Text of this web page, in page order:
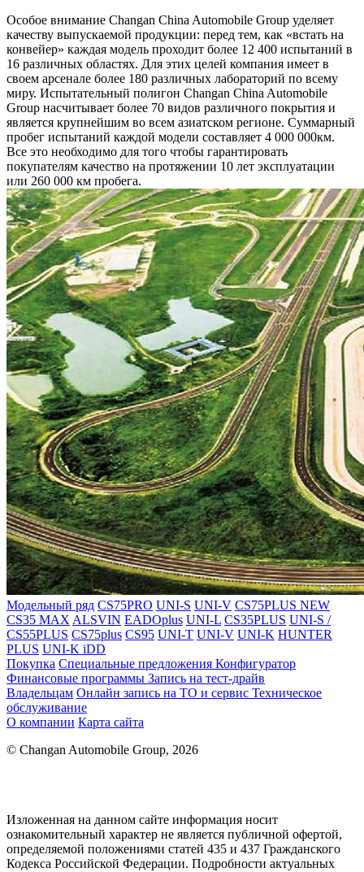
Особое внимание Changan China Automobile Group уделяет
качеству выпускаемой продукции: перед тем, как «встать на
конвейер» каждая модель проходит более 12 400 испытаний в
16 различных областях. Для этих целей компания имеет в
своем арсенале более 180 различных лабораторий по всему
миру. Испытательный полигон Changan China Automobile
Group насчитывает более 70 видов различного покрытия и
является крупнейшим во всем азиатском регионе. Суммарный
пробег испытаний каждой модели составляет 4 000 000км.
Все это необходимо для того чтобы гарантировать
покупателям качество на протяжении 10 лет эксплуатации
или 260 000 км пробега.
Модельный ряд CS75PRO UNI-S UNI-V CS75PLUS NEW
CS35 MAX ALSVIN EADOplus UNI-L CS35PLUS UNI-S /
CS55PLUS CS75plus CS95 UNI-T UNI-V UNI-K HUNTER
PLUS UNI-K iDD
Покупка Специальные предложения Конфигуратор
Финансовые программы Запись на тест-драйв
Владельцам Онлайн запись на ТО и сервис Техническое
обслуживание
О компании Карта сайта
© Changan Automobile Group, 2026
Изложенная на данном сайте информация носит
ознакомительный характер не является публичной офертой,
определяемой положениями статей 435 и 437 Гражданского
Кодекса Российской Федерации. Подробности актуальных